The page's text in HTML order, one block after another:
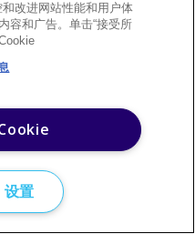
改进网站性能和用户体
容和广告。单击“接受所
置